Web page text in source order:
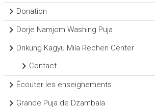
Donation
Dorje Namjom Washing Puja
Drikung Kagyu Mila Rechen Center
Contact
Écouter les enseignements
Grande Puja de Dzambala